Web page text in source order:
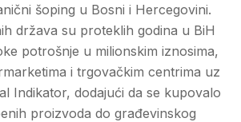
šoping u Bosni i Hercegovini.
država su proteklih godina u BiH
potrošnje u milionskim iznosima,
i trgovačkim centrima uz
Indikator, dodajući da se kupovalo
proizvoda do građevinskog